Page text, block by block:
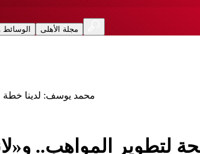
الوسائط مجلة الأهلى
محمد يوسف: لدينا خطة
المواهب..